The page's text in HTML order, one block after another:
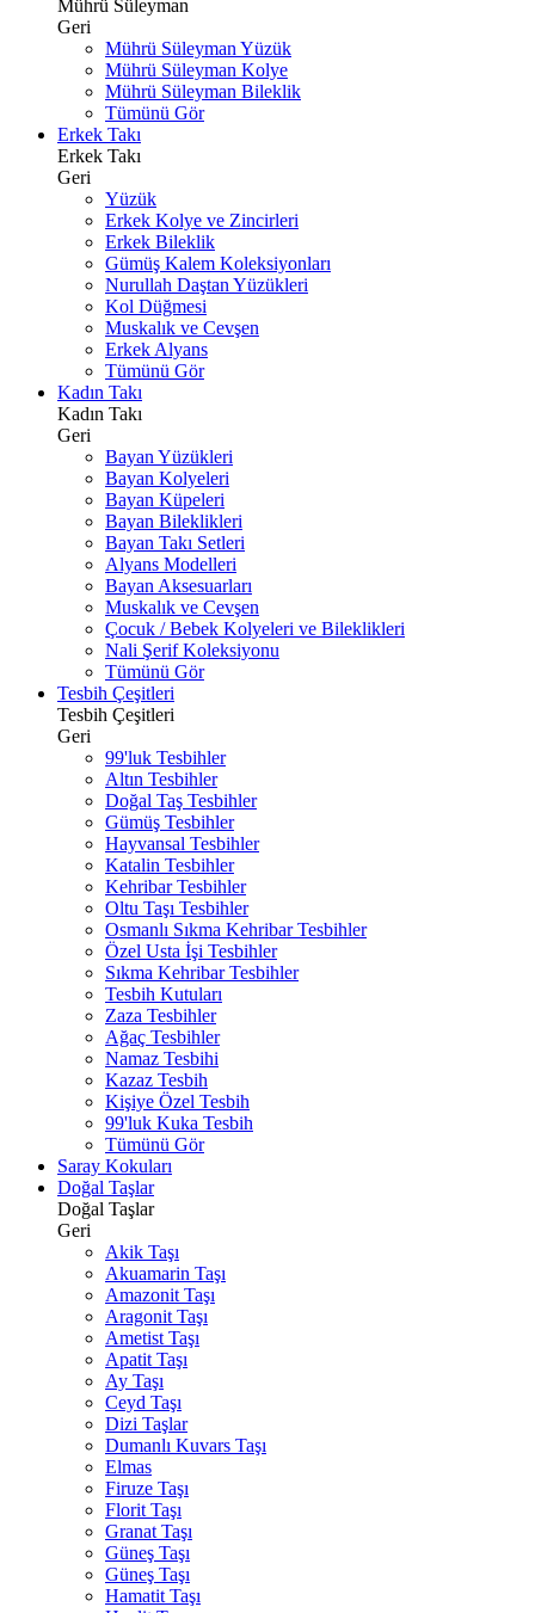
Mührü Süleyman
Geri
Mührü Süleyman Yüzük
Mührü Süleyman Kolye
Mührü Süleyman Bileklik
Tümünü Gör
Erkek Takı
Erkek Takı
Geri
Yüzük
Erkek Kolye ve Zincirleri
Erkek Bileklik
Gümüş Kalem Koleksiyonları
Nurullah Daştan Yüzükleri
Kol Düğmesi
Muskalık ve Cevşen
Erkek Alyans
Tümünü Gör
Kadın Takı
Kadın Takı
Geri
Bayan Yüzükleri
Bayan Kolyeleri
Bayan Küpeleri
Bayan Bileklikleri
Bayan Takı Setleri
Alyans Modelleri
Bayan Aksesuarları
Muskalık ve Cevşen
Çocuk / Bebek Kolyeleri ve Bileklikleri
Nali Şerif Koleksiyonu
Tümünü Gör
Tesbih Çeşitleri
Tesbih Çeşitleri
Geri
99'luk Tesbihler
Altın Tesbihler
Doğal Taş Tesbihler
Gümüş Tesbihler
Hayvansal Tesbihler
Katalin Tesbihler
Kehribar Tesbihler
Oltu Taşı Tesbihler
Osmanlı Sıkma Kehribar Tesbihler
Özel Usta İşi Tesbihler
Sıkma Kehribar Tesbihler
Tesbih Kutuları
Zaza Tesbihler
Ağaç Tesbihler
Namaz Tesbihi
Kazaz Tesbih
Kişiye Özel Tesbih
99'luk Kuka Tesbih
Tümünü Gör
Saray Kokuları
Doğal Taşlar
Doğal Taşlar
Geri
Akik Taşı
Akuamarin Taşı
Amazonit Taşı
Aragonit Taşı
Ametist Taşı
Apatit Taşı
Ay Taşı
Ceyd Taşı
Dizi Taşlar
Dumanlı Kuvars Taşı
Elmas
Firuze Taşı
Florit Taşı
Granat Taşı
Güneş Taşı
Güneş Taşı
Hamatit Taşı